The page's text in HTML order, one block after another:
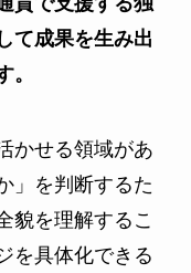
て成果を生み出
。
かせる領域があ
」を判断するた
貌を理解するこ
を具体化できる